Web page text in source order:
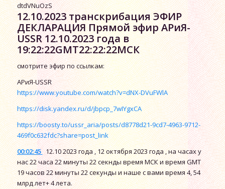
dtdVNuOzS
12.10.2023 транскрибация ЭФИР
ДЕКЛАРАЦИЯ Прямой эфир АРиЯ-
USSR 12.10.2023 года в
19:22:22GMT22:22:22МСК
смотрите эфир по ссылкам:
АРиЯ-USSR
https://www.youtube.com/watch?v=dNX-DVuFWlA
https://disk.yandex.ru/d/jbpcp_7wIYgxCA
https://boosty.to/ussr_aria/posts/d8778d21-9cd7-4963-9712-
469f0c632fdc?share=post_link
00:02:4512.10 2023 года , 12 октября 2023 года , на часах у
нас 22 часа 22 минуты 22 секнды время МСК и время GMT
19 часов 22 минуты 22 секунды и наше с вами время 4, 54
млрд лет+ 4 лета.